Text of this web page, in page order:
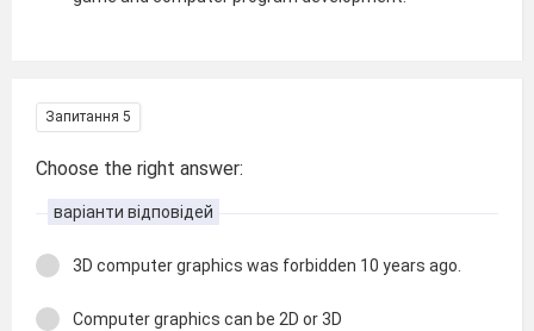
Запитання 5
Choose the right answer:
варіанти відповідей
3D computer graphics was forbidden 10 years ago.
Computer graphics can be 2D or 3D